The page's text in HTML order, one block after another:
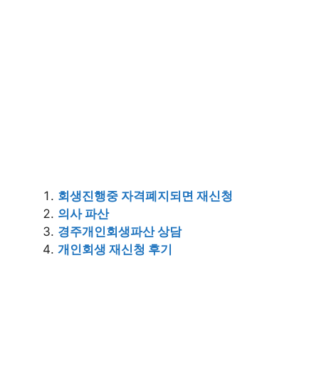
회생진행중 자격폐지되면 재신청
의사 파산
경주개인회생파산 상담
개인회생 재신청 후기